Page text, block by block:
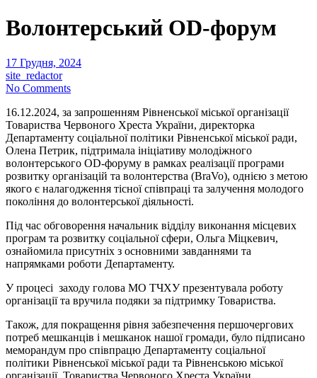
Волонтерський OD-форум
17 Грудня, 2024
site_redactor
No Comments
16.12.2024, за запрошенням Рівненської міської організації
Товариства Червоного Хреста України, директорка
Департаменту соціальної політики Рівненської міської ради,
Олена Петрик, підтримала ініціативу молодіжного
волонтерського OD-форуму в рамках реалізації програми
розвитку організацій та волонтерства (BraVo), однією з метою
якого є налагодження тісної співпраці та залучення молодого
покоління до волонтерської діяльності.
Під час обговорення начальник відділу виконання місцевих
програм та розвитку соціальної сфери, Ольга Міцкевич,
ознайомила присутніх з основними завданнями та
напрямками роботи Департаменту.
У процесі заходу голова МО ТЧХУ презентувала роботу
організації та вручила подяки за підтримку Товариства.
Також, для покращення рівня забезпечення першочергових
потреб мешканців і мешканок нашої громади, було підписано
меморандум про співпрацю Департаменту соціальної
політики Рівненської міської ради та Рівненською міської
організації Товариства Червоного Хреста України.